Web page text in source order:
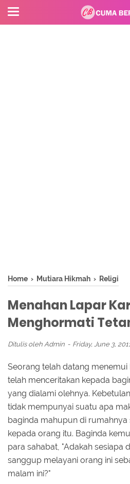
Home › Mutiara Hikmah › Religi
Menahan Lapar
Menghormati
Ditulis oleh Admin Friday, June 3,
Seorang telah datang menemui
telah menceritakan kepada
yang dialami olehnya.
tidak mempunyai suatu apa
baginda mahupun di rumahnya
kepada orang itu. Baginda
para sahabat, "Adakah sesiapa
sanggup melayani orang ini
malam ini?"